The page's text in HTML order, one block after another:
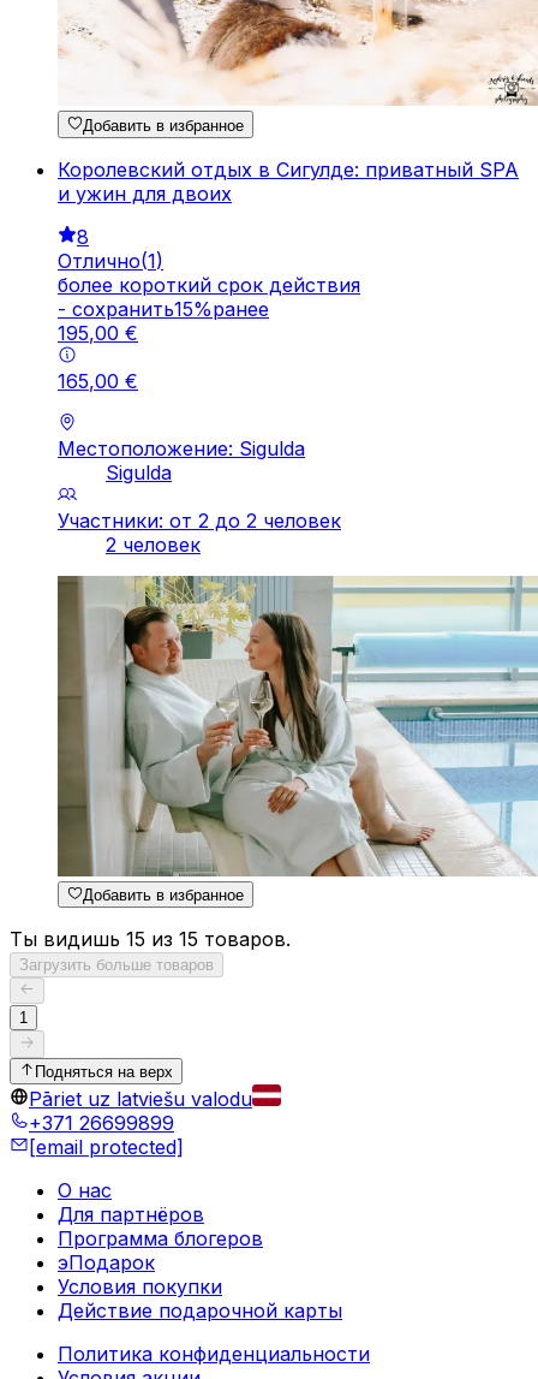
Добавить в избранное
Королевский отдых в Сигулде: приватный SPA
и ужин для двоих
8
Отлично(1)
более короткий срок действия
- cохранить15%ранее
195,00 €
165,00 €
Местоположение: Sigulda
Sigulda
Участники: от 2 до 2 человек
2 человек
Добавить в избранное
Ты видишь 15 из 15 товаров.
Загрузить больше товаров
1
Подняться на верх
Pāriet uz latviešu valodu
+371 26699899
[email protected]
О нас
Для партнёров
Программа блогеров
эПодарок
Условия покупки
Действие подарочной карты
Политика конфиденциальности